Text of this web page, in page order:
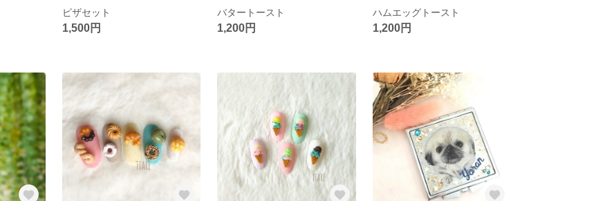
ピザセット
1,500円
バタートースト
1,200円
ハムエッグトースト
1,200円